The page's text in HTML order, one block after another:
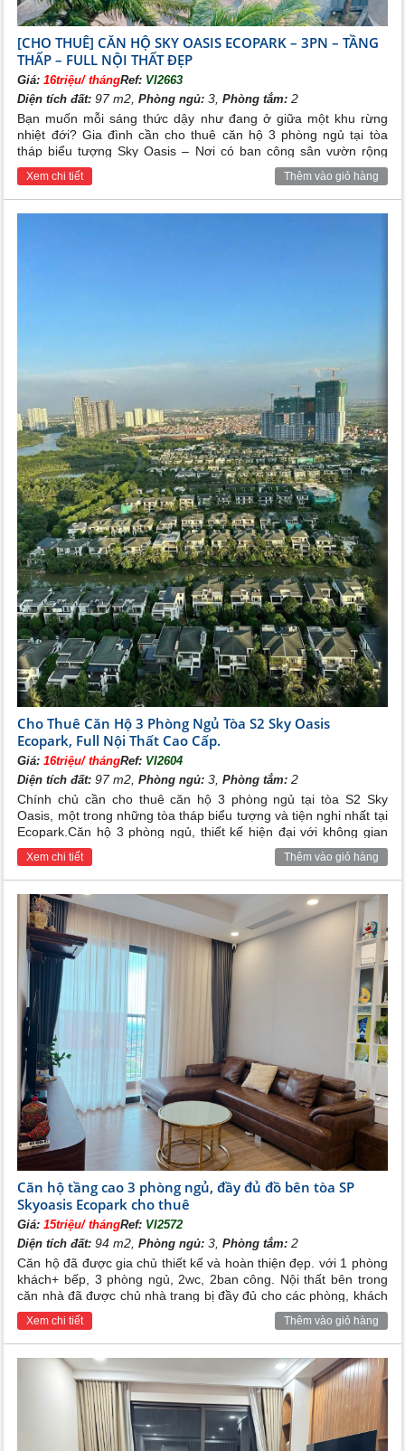
[CHO THUÊ] CĂN HỘ SKY OASIS ECOPARK – 3PN – TẦNG
THẤP – FULL NỘI THẤT ĐẸP
Giá:16triệu/ thángRef: VI2663
Diện tích đất: 97 m2,Phòng ngủ: 3,Phòng tắm: 2
Bạn muốn mỗi sáng thức dậy như đang ở giữa một khu rừng
nhiệt đới? Gia đình cần cho thuê căn hộ 3 phòng ngủ tại tòa
tháp biểu tượng Sky Oasis – Nơi có ban công sân vườn rộng
mở ngay trước mắt.
Xem chi tiết Thêm vào giỏ hàng
Cho Thuê Căn Hộ 3 Phòng Ngủ Tòa S2 Sky Oasis
Ecopark, Full Nội Thất Cao Cấp.
Giá:16triệu/ thángRef: VI2604
Diện tích đất: 97 m2,Phòng ngủ: 3,Phòng tắm: 2
Chính chủ cần cho thuê căn hộ 3 phòng ngủ tại tòa S2 Sky
Oasis, một trong những tòa tháp biểu tượng và tiện nghi nhất tại
Ecopark.Căn hộ 3 phòng ngủ, thiết kế hiện đại với không gian
mở, đón ánh sáng tự nhiên tối đa.Full nội thất cao cấp, sang
trọng, đầy đủ tiện nghi (tivi, tủ lạnh, máy giặt, điều hòa các
phòng, giường tủ, sofa, bếp từ, thiết bị vệ sinh cao cấp...).
Khách thuê chỉ việc xách vali vào ở.
Xem chi tiết Thêm vào giỏ hàng
Căn hộ tầng cao 3 phòng ngủ, đầy đủ đồ bên tòa SP
Skyoasis Ecopark cho thuê
Giá:15triệu/ thángRef: VI2572
Diện tích đất: 94 m2,Phòng ngủ: 3,Phòng tắm: 2
Căn hộ đã được gia chủ thiết kế và hoàn thiện đẹp. với 1 phòng
khách+ bếp, 3 phòng ngủ, 2wc, 2ban công. Nội thất bên trong
căn nhà đã được chủ nhà trang bị đầy đủ cho các phòng, khách
hàng thuê về chỉ cần mang vali đồ cá nhân vào ở. CH được thiết
kế phù hợp cho các hộ gia đình người việt, cho các chuyên gia
người nước ngoài thuê để ở. Tiện ích xung quanh đầy đủ, an
ninh và bảo vệ 24/24h, dân trí cao
Xem chi tiết Thêm vào giỏ hàng